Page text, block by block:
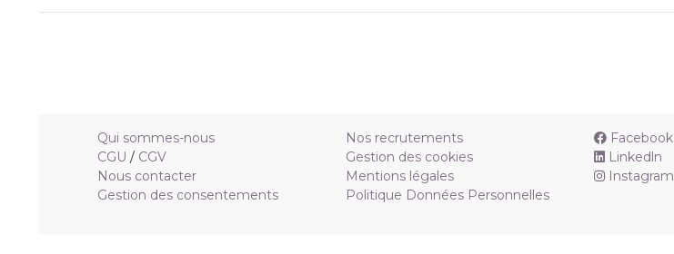
Qui sommes-nous
CGU / CGV
Nous contacter
Gestion des consentements
Nos recrutements
Gestion des cookies
Mentions légales
Politique Données Personnelles
Facebook
Linkedln
Instagram